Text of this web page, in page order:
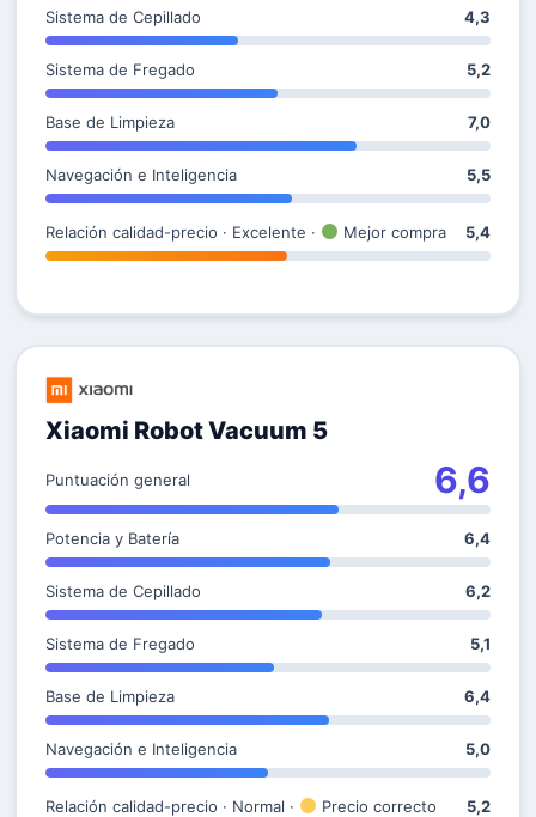
Sistema de Cepillado 4,3
Sistema de Fregado 5,2
Base de Limpieza 7,0
Navegación e Inteligencia 5,5
Relación calidad-precio · Excelente · Mejor compra 5,4
Xiaomi Robot Vacuum 5
Puntuación general 6,6
Potencia y Batería 6,4
Sistema de Cepillado 6,2
Sistema de Fregado 5,1
Base de Limpieza 6,4
Navegación e Inteligencia 5,0
Relación calidad-precio · Normal · Precio correcto 5,2